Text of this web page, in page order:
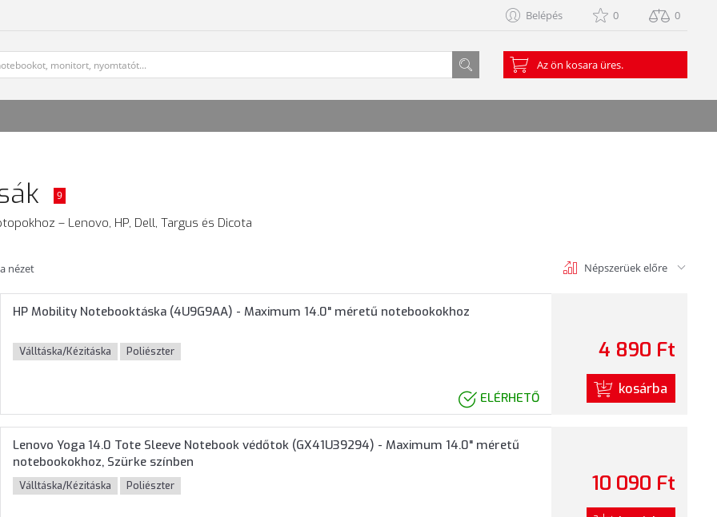
Belépés 0 0
Az ön kosara üres.
9
– Lenovo, HP, Dell, Targus és Dicota
nézet Népszerüek előre
HP Mobility Notebooktáska (4U9G9AA) - Maximum 14.0" méretű notebookokhoz
Válltáska/Kézitáska Poliészter
ELÉRHETŐ
4 890 Ft
kosárba
Lenovo Yoga 14.0 Tote Sleeve Notebook védőtok (GX41U39294) - Maximum 14.0" méretű
notebookokhoz, Szürke színben
Válltáska/Kézitáska Poliészter 10 090 Ft